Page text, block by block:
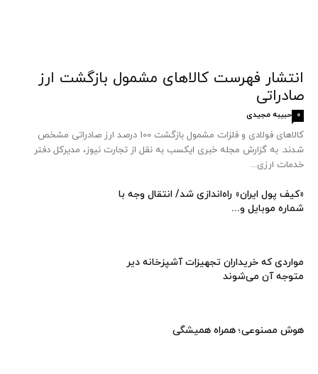
انتشار فهرست کالاهای مشمول بازگشت ارز
صادراتی
حبیبه مجیدی 0
کالاهای فولادی و فلزات مشمول بازگشت 100 درصد ارز صادراتی مشخص
شدند. به گزارش مجله خبری ایکسب به نقل از تجارت نیوز، مدیرکل دفتر
خدمات ارزی...
«کیف پول ایران» راه‌اندازی شد/ انتقال وجه با
شماره موبایل و...
مواردی که خریداران تجهیزات آشپزخانه دیر
متوجه آن می‌شوند
هوش مصنوعی؛ همراه همیشگی